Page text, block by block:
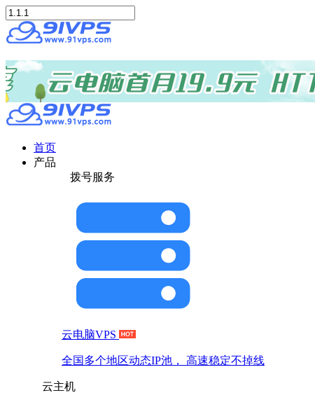
首页
产品
拨号服务
云电脑VPS
全国多个地区动态IP池， 高速稳定不掉线
云主机